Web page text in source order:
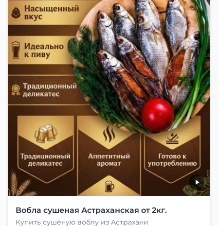
Вобла сушеная Астраханская от 2кг.
Купить сушёную воблу из Астрахани